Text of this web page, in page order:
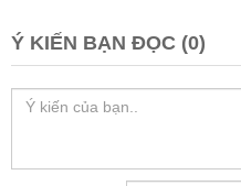
Ý KIẾN BẠN ĐỌC (0)